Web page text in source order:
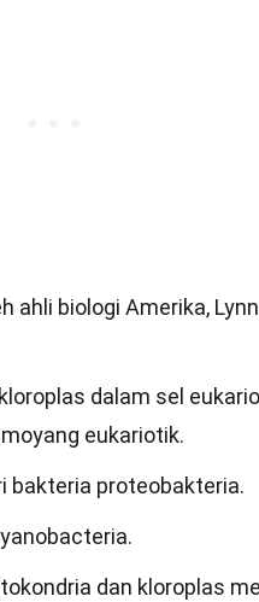
ahli biologi Amerika,
dalam sel
eukariotik.
bakteria proteobakteria.
dan kloroplas